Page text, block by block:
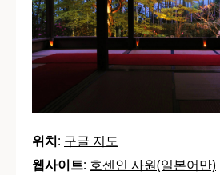
위치: 구글 지도
웹사이트: 호센인 사원(일본어만)